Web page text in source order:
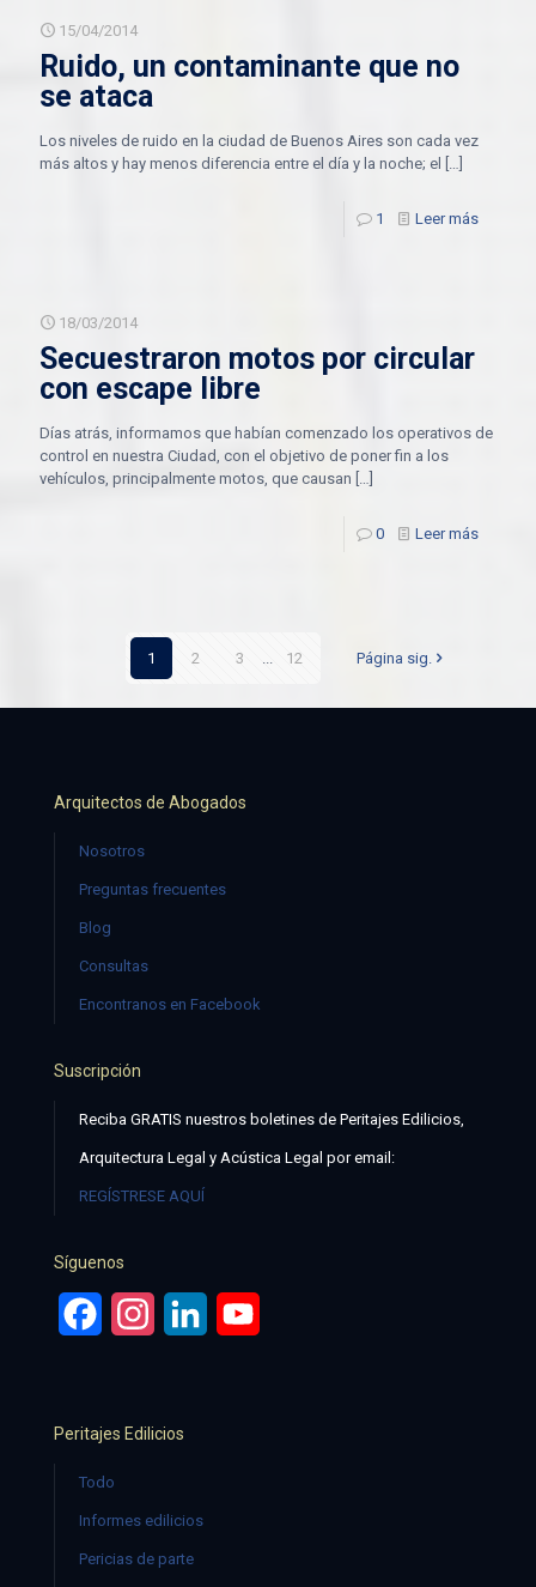
15/04/2014
Ruido, un contaminante que no
se ataca
Los niveles de ruido en la ciudad de Buenos Aires son cada vez
más altos y hay menos diferencia entre el día y la noche; el
[…]
1 Leer más
18/03/2014
Secuestraron motos por circular
con escape libre
Días atrás, informamos que habían comenzado los operativos de
control en nuestra Ciudad, con el objetivo de poner fin a los
vehículos, principalmente motos, que causan […]
0 Leer más
1 2 3 ... 12 Página sig.
Arquitectos de Abogados
Nosotros
Preguntas frecuentes
Blog
Consultas
Encontranos en Facebook
Suscripción
Reciba GRATIS nuestros boletines de Peritajes Edilicios,
Arquitectura Legal y Acústica Legal por email:
REGÍSTRESE AQUÍ
Síguenos
FacebookInstagramLinkedIn
Peritajes Edilicios
Todo
Informes edilicios
Pericias de parte